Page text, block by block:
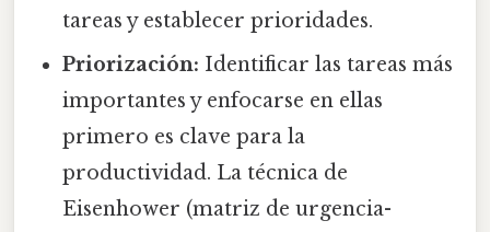
tareas y establecer prioridades.
Priorización: Identificar las tareas más
importantes y enfocarse en ellas
primero es clave para la
productividad. La técnica de
Eisenhower (matriz de urgencia-